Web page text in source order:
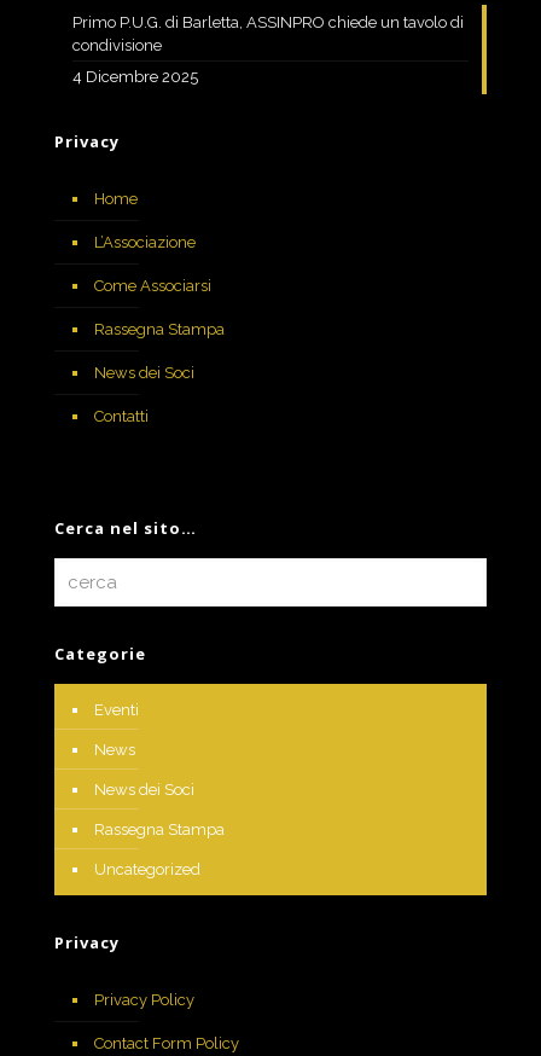
Primo P.U.G. di Barletta, ASSINPRO chiede un tavolo di
condivisione
4 Dicembre 2025
Privacy
Home
L’Associazione
Come Associarsi
Rassegna Stampa
News dei Soci
Contatti
Cerca nel sito…
Categorie
Eventi
News
News dei Soci
Rassegna Stampa
Uncategorized
Privacy
Privacy Policy
Contact Form Policy